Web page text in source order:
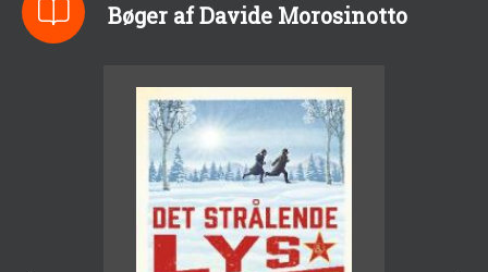
Bøger af Davide Morosinotto